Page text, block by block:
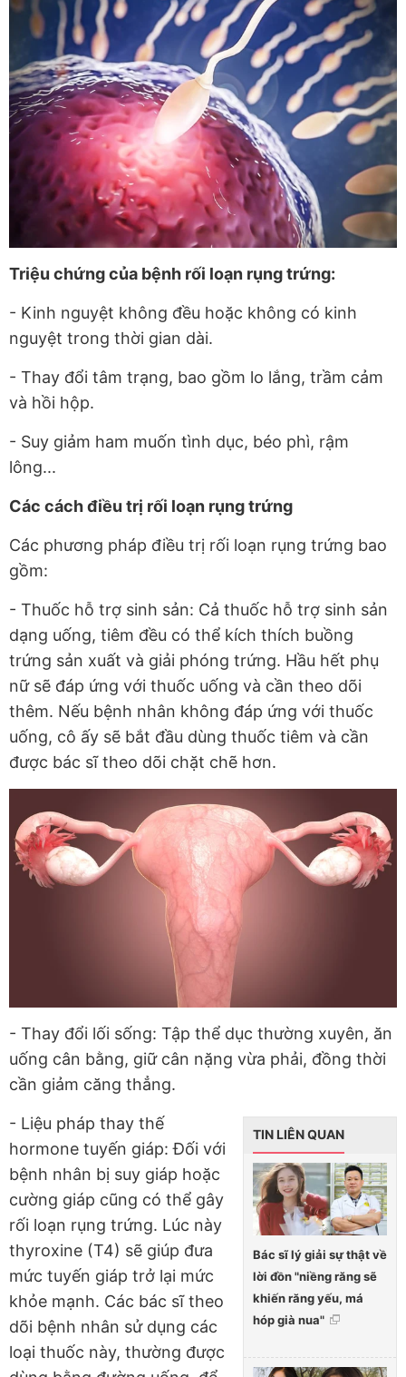
Triệu chứng của bệnh rối loạn rụng trứng:
- Kinh nguyệt không đều hoặc không có kinh
nguyệt trong thời gian dài.
- Thay đổi tâm trạng, bao gồm lo lắng, trầm cảm
và hồi hộp.
- Suy giảm ham muốn tình dục, béo phì, rậm
lông...
Các cách điều trị rối loạn rụng trứng
Các phương pháp điều trị rối loạn rụng trứng bao
gồm:
- Thuốc hỗ trợ sinh sản: Cả thuốc hỗ trợ sinh sản
dạng uống, tiêm đều có thể kích thích buồng
trứng sản xuất và giải phóng trứng. Hầu hết phụ
nữ sẽ đáp ứng với thuốc uống và cần theo dõi
thêm. Nếu bệnh nhân không đáp ứng với thuốc
uống, cô ấy sẽ bắt đầu dùng thuốc tiêm và cần
được bác sĩ theo dõi chặt chẽ hơn.
- Thay đổi lối sống: Tập thể dục thường xuyên, ăn
uống cân bằng, giữ cân nặng vừa phải, đồng thời
cần giảm căng thẳng.
TIN LIÊN QUAN
Bác sĩ lý giải sự thật về
lời đồn "niềng răng sẽ
khiến răng yếu, má
hóp già nua"
- Liệu pháp thay thế
hormone tuyến giáp: Đối với
bệnh nhân bị suy giáp hoặc
cường giáp cũng có thể gây
rối loạn rụng trứng. Lúc này
thyroxine (T4) sẽ giúp đưa
mức tuyến giáp trở lại mức
khỏe mạnh. Các bác sĩ theo
dõi bệnh nhân sử dụng các
loại thuốc này, thường được